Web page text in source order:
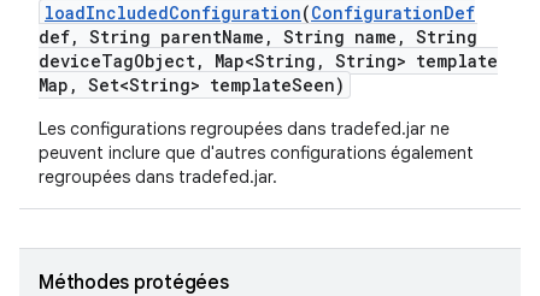
loadIncludedConfiguration(ConfigurationDef
def, String parentName , String name , String
deviceTagObject, Map<String , String> template
Map , Set<String> templateSeen)
Les configurations regroupées dans tradefed.jar ne
peuvent inclure que d'autres configurations également
regroupées dans tradefed.jar.
Méthodes protégées